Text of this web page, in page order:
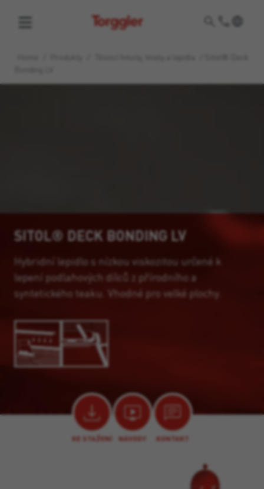
Torggler
SITOL® DECK BONDING LV
Hybridní lepidlo s nízkou viskozitou určené k
lepení podlahových dílců z přírodního a
syntetického teaku. Vhodné pro velké plochy.
KE STAŽENÍ NÁVODY KONTAKT